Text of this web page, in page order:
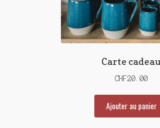
Carte cadeau
CHF20.00
Ajouter au panier